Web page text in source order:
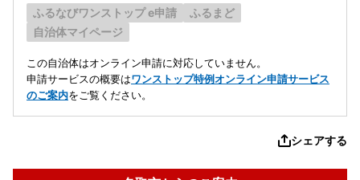
ふるなびワンストップ e申請
ふるまど
自治体マイページ
この自治体はオンライン申請に対応していません。
申請サービスの概要はワンストップ特例オンライン申請サービス
のご案内をご覧ください。
シェアする